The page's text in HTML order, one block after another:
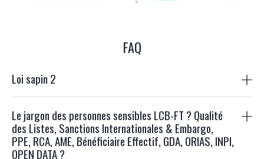
FAQ
Loi sapin 2
Le jargon des personnes sensibles LCB-FT ? Qualité
des Listes, Sanctions Internationales & Embargo,
PPE, RCA, AME, Bénéficiaire Effectif, GDA, ORIAS, INPI,
OPEN DATA ?